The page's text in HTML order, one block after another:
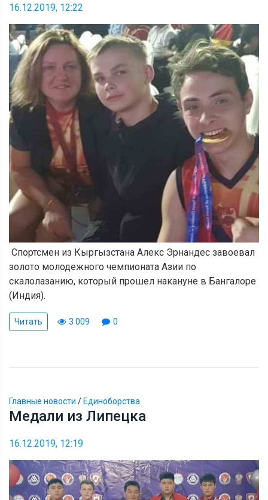
16.12.2019, 12:22
Спортсмен из Кыргызстана Алекс Эрнандес завоевал
золото молодежного чемпионата Азии по
скалолазанию, который прошел накануне в Бангалоре
(Индия).
Читать 3 009 0
Главные новости / Единоборства
Медали из Липецка
16.12.2019, 12:19